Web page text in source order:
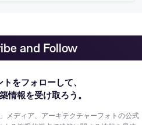
and Follow
をフォローして、
情報を受け取ろう。
メディア、アーキテクチャーフォトの公式